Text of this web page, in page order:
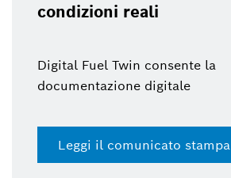
condizioni reali
Digital Fuel Twin consente la
documentazione digitale
Leggi il comunicato stampa